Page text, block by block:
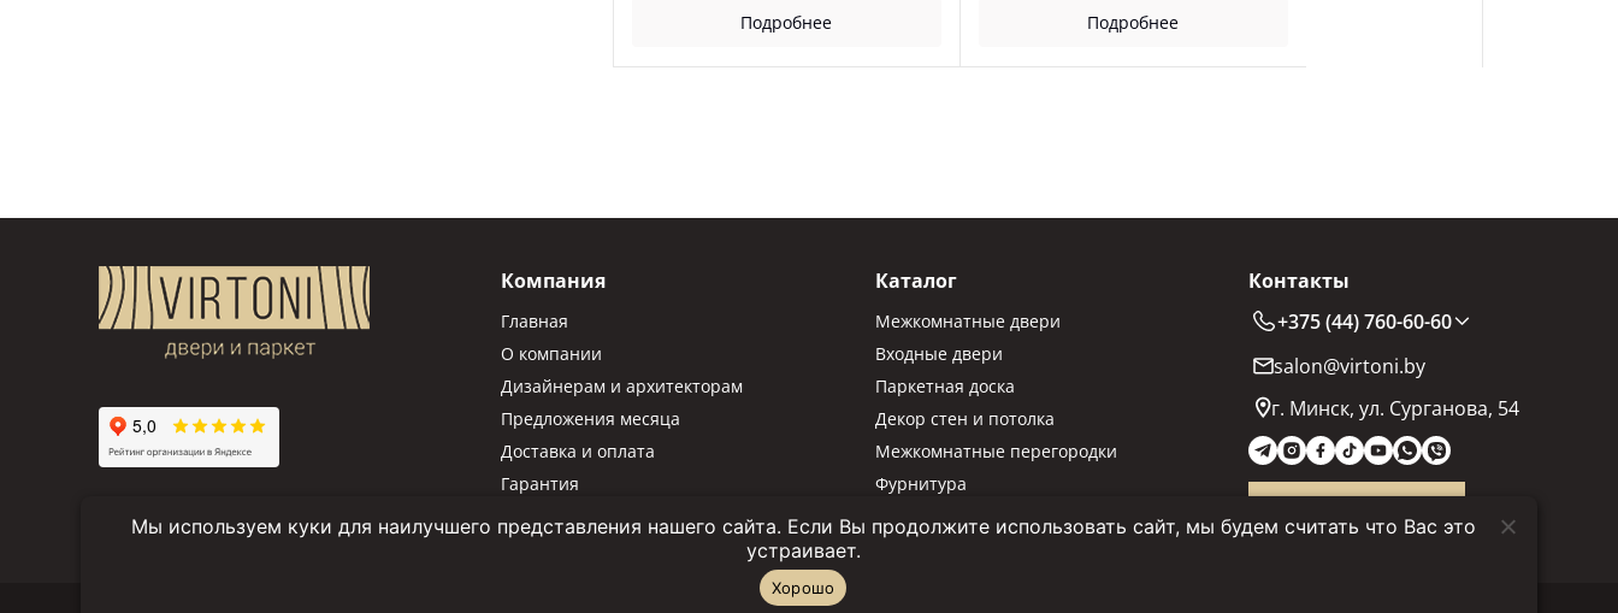
Подробнее Подробнее
Компания
Главная
О компании
Дизайнерам и архитекторам
Предложения месяца
Доставка и оплата
Гарантия
Каталог
Межкомнатные двери
Входные двери
Паркетная доска
Декор стен и потолка
Межкомнатные перегородки
Фурнитура
Контакты
+375 (44) 760-60-60
salon@virtoni.by
г. Минск, ул. Сурганова, 54
Мы используем куки для наилучшего представления нашего сайта. Если Вы продолжите использовать сайт, мы будем считать что Вас это
устраивает.
Хорошо